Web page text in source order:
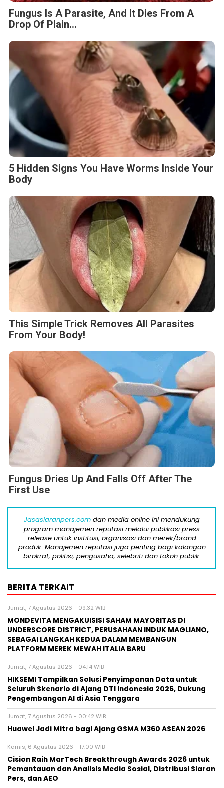
Fungus Is A Parasite, And It Dies From A
Drop Of Plain...
5 Hidden Signs You Have Worms Inside Your
Body
This Simple Trick Removes All Parasites
From Your Body!
Fungus Dries Up And Falls Off After The
First Use
Jasasiaranpers.com dan media online ini mendukung
program manajemen reputasi melalui publikasi press
release untuk institusi, organisasi dan merek/brand
produk. Manajemen reputasi juga penting bagi kalangan
birokrat, politisi, pengusaha, selebriti dan tokoh publik.
BERITA TERKAIT
Jumat, 7 Agustus 2026 - 09:32 WIB
MONDEVITA MENGAKUISISI SAHAM MAYORITAS DI
UNDERSCORE DISTRICT, PERUSAHAAN INDUK MAGLIANO,
SEBAGAI LANGKAH KEDUA DALAM MEMBANGUN
PLATFORM MEREK MEWAH ITALIA BARU
Jumat, 7 Agustus 2026 - 04:14 WIB
HIKSEMI Tampilkan Solusi Penyimpanan Data untuk
Seluruh Skenario di Ajang DTI Indonesia 2026, Dukung
Pengembangan AI di Asia Tenggara
Jumat, 7 Agustus 2026 - 00:42 WIB
Huawei Jadi Mitra bagi Ajang GSMA M360 ASEAN 2026
Kamis, 6 Agustus 2026 - 17:00 WIB
Cision Raih MarTech Breakthrough Awards 2026 untuk
Pemantauan dan Analisis Media Sosial, Distribusi Siaran
Pers, dan AEO